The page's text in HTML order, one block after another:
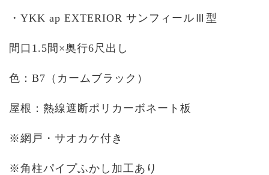
・ YKK ap EXTERIOR サンフィールⅢ型
間口 1.5間×奥行6 尺出し
色： B7 （カームブラック）
屋根：熱線遮断ポリカーボネート板
※網戸・サオカケ付き
※角柱パイプふかし加工あり